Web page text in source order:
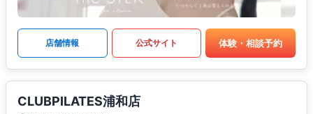
店舗情報 公式サイト 体験・相談予約
CLUBPILATES浦和店